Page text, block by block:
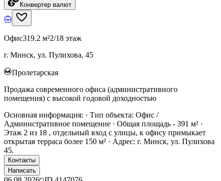
Конвертер валют
Офис319.2 м²2/18 этаж
г. Минск, ул. Пулихова, 45
Пролетарская
Продажа современного офиса (административного
помещения) с высокой годовой доходностью
Основная информация: · Тип объекта: Офис /
Административное помещение · Общая площадь - 391 м² ·
Этаж 2 из 18 , отдельный вход с улицы, к офису примыкает
открытая терраса более 150 м² · Адрес: г. Минск, ул. Пулихова
45.
Контакты
Написать